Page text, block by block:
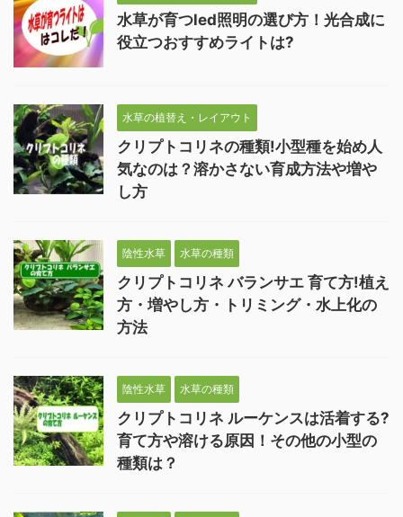
水草が育つled照明の選び方！光合成に
役立つおすすめライトは?
水草の植替え・レイアウト
クリプトコリネの種類!小型種を始め人
気なのは？溶かさない育成方法や増や
し方
陰性水草 水草の種類
クリプトコリネ バランサエ 育て方!植え
方・増やし方・トリミング・水上化の
方法
陰性水草 水草の種類
クリプトコリネ ルーケンスは活着する?
育て方や溶ける原因！その他の小型の
種類は？